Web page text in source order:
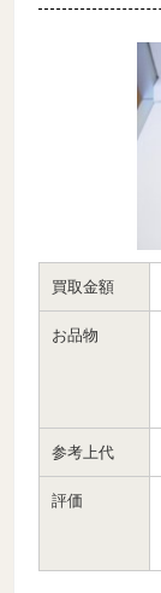
買取金額
お品物
参考上代
評価